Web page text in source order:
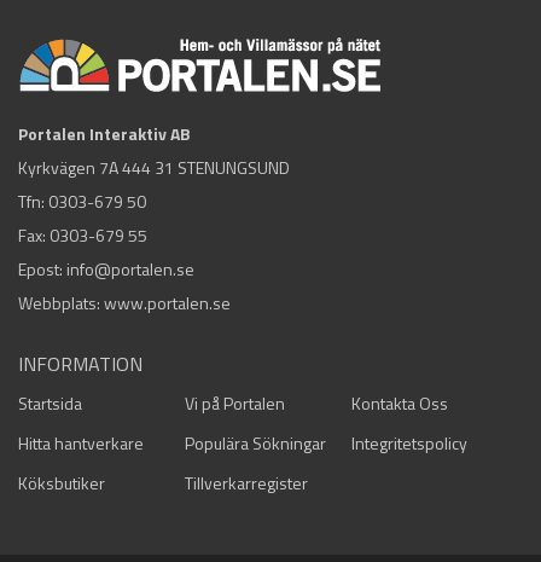
Portalen Interaktiv AB
Kyrkvägen 7A 444 31 STENUNGSUND
Tfn: 0303-679 50
Fax: 0303-679 55
Epost: info@portalen.se
Webbplats: www.portalen.se
INFORMATION
Startsida Vi på Portalen
Kontakta Oss
Hitta hantverkare
Populära Sökningar
Integritetspolicy
Köksbutiker
Tillverkarregister